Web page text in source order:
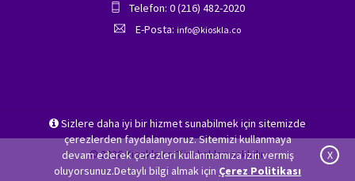
Sizlere daha iyi bir hizmet sunabilmek için sitemizde
çerezlerden faydalanıyoruz. Sitemizi kullanmaya
devam ederek çerezleri kullanmamıza izin vermiş
oluyorsunuz.Detaylı bilgi almak için Çerez Politikası
X
Telefon: 0 (216) 482-2020
E-Posta: info@kioskla.co
© 2026 Kioskla.co Tüm hakları saklıdır.